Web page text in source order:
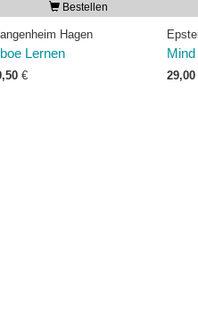
Bestellen
Hagen
Lernen
€ 29,00